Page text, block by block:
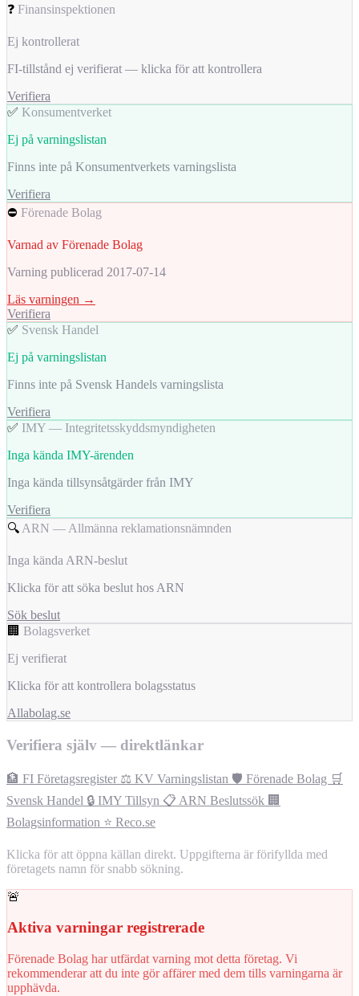
❓ Finansinspektionen
Ej kontrollerat
FI-tillstånd ej verifierat — klicka för att kontrollera
Verifiera
✅ Konsumentverket
Ej på varningslistan
Finns inte på Konsumentverkets varningslista
Verifiera
⛔ Förenade Bolag
Varnad av Förenade Bolag
Varning publicerad 2017-07-14
Läs varningen →
Verifiera
✅ Svensk Handel
Ej på varningslistan
Finns inte på Svensk Handels varningslista
Verifiera
✅ IMY — Integritetsskyddsmyndigheten
Inga kända IMY-ärenden
Inga kända tillsynsåtgärder från IMY
Verifiera
🔍 ARN — Allmänna reklamationsnämnden
Inga kända ARN-beslut
Klicka för att söka beslut hos ARN
Sök beslut
🏢 Bolagsverket
Ej verifierat
Klicka för att kontrollera bolagsstatus
Allabolag.se
Verifiera själv — direktlänkar
🏦 FI Företagsregister ⚖️ KV Varningslistan 🛡️ Förenade Bolag 🛒
Svensk Handel 🔒 IMY Tillsyn 📋 ARN Beslutssök 🏢
Bolagsinformation ⭐ Reco.se
Klicka för att öppna källan direkt. Uppgifterna är förifyllda med
företagets namn för snabb sökning.
🚨
Aktiva varningar registrerade
Förenade Bolag har utfärdat varning mot detta företag. Vi
rekommenderar att du inte gör affärer med dem tills varningarna är
upphävda.